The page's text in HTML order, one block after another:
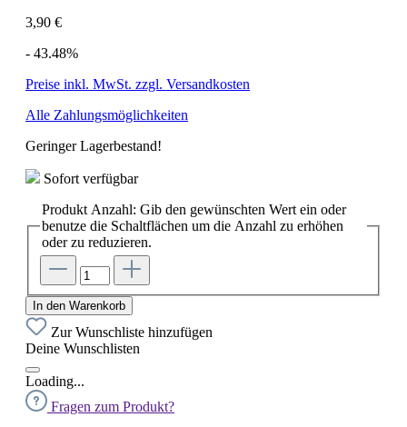
3,90 €
- 43.48%
Preise inkl. MwSt. zzgl. Versandkosten
Alle Zahlungsmöglichkeiten
Geringer Lagerbestand!
Sofort verfügbar
Produkt Anzahl: Gib den gewünschten Wert ein oder
benutze die Schaltflächen um die Anzahl zu erhöhen
oder zu reduzieren.
In den Warenkorb
Zur Wunschliste hinzufügen
Deine Wunschlisten
Loading...
Fragen zum Produkt?